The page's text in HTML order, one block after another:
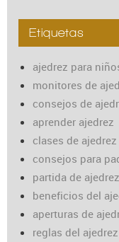
Etiquetas
ajedrez para
monitores de
consejos de
aprender ajedrez
clases de ajedrez
consejos para
partida de
beneficios del
aperturas de
reglas del ajedrez